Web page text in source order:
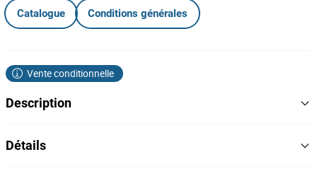
Catalogue Conditions générales
Vente conditionnelle
Description
Détails